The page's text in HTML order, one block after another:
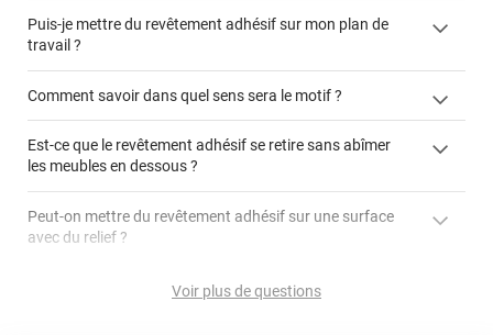
« Comment poser un revêtement adhésif ? »
Puis-je mettre du revêtement adhésif sur mon plan de
travail ?
"Peut-on installer du
Comment savoir dans quel sens sera le motif ?
Est-ce que le revêtement adhésif se retire sans abîmer
les meubles en dessous ?
Peut-on mettre du revêtement adhésif sur une surface
avec du relief ?
Peut-on mettre du revêtement adhésif sur du carrelage
Voir plus de questions